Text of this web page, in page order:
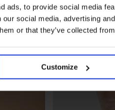
ads, to provide social media
social media, advertising
or that they’ve collected
Customize